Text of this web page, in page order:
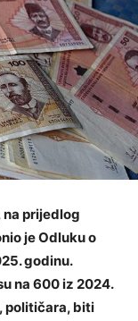
na prijedlog
je Odluku o
godinu.
na 600 iz 2024.
političara, biti